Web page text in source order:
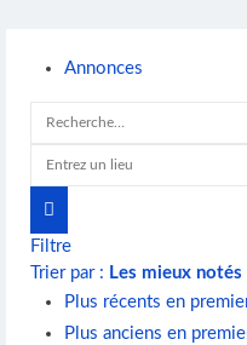
Annonces
Filtre
Trier par : Les mieux notés
Plus récents en
Plus anciens en